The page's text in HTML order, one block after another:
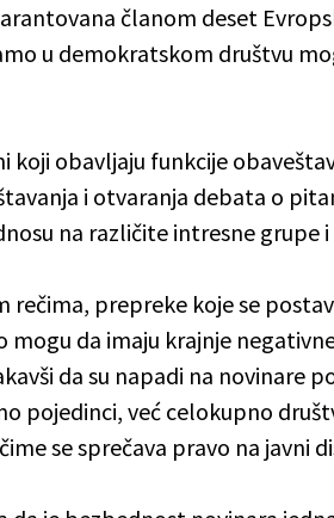
članom deset
u demokratskom društvu
koji obavljaju funkcije
i otvaranja debata o
na različite intresne grupe
rečima, prepreke koje se
mogu da imaju krajnje
da su napadi na novinare
pojedinci, već celokupno
se sprečava pravo na javni